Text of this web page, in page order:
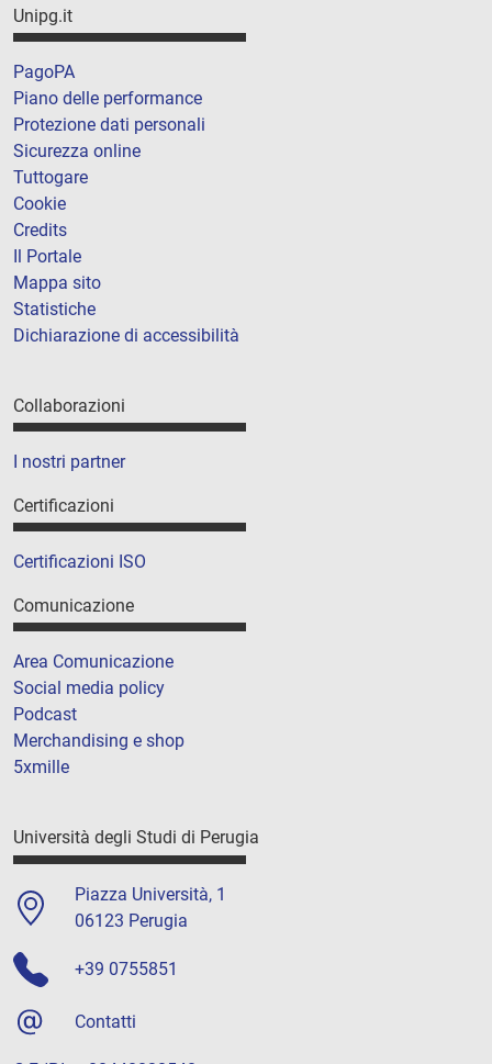
Unipg.it
PagoPA
Piano delle performance
Protezione dati personali
Sicurezza online
Tuttogare
Cookie
Credits
Il Portale
Mappa sito
Statistiche
Dichiarazione di accessibilità
Collaborazioni
I nostri partner
Certificazioni
Certificazioni ISO
Comunicazione
Area Comunicazione
Social media policy
Podcast
Merchandising e shop
5xmille
Università degli Studi di Perugia
Piazza Università, 1
06123 Perugia
+39 0755851
Contatti